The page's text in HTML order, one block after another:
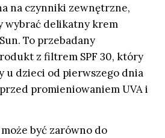
na czynniki zewnętrzne,
wybrać delikatny krem
To przebadany
z filtrem SPF 30, który
u dzieci od pierwszego dnia
promieniowaniem UVA i
być zarówno do